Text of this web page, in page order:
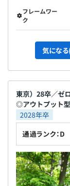
フレームワー
ク
気にな
東京）28卒／ゼ
◎アウトプット型
2028年卒
通過ランク：D